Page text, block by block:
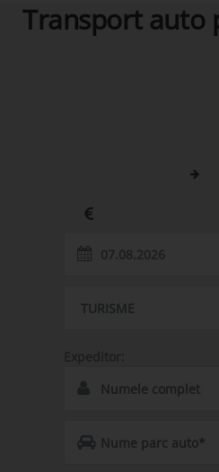
Transport auto
TURISME